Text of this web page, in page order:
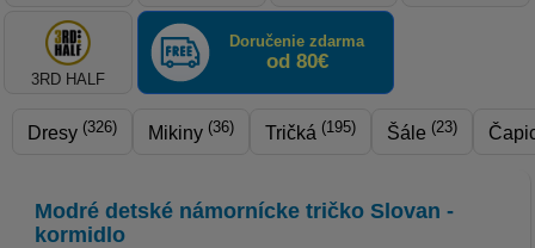
3RD HALF
Doručenie zdarma
od 80€
Dresy (326) Mikiny (36) Tričká (195) Šále (23)
Modré detské námornícke tričko Slovan -
kormidlo